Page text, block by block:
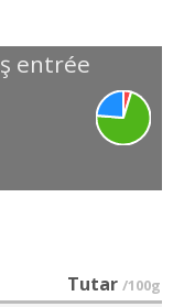
entrée
Tutar /100g